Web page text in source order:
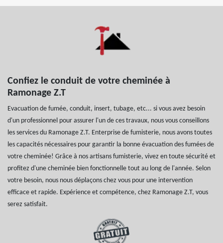
Confiez le conduit de votre cheminée à
Ramonage Z.T
Evacuation de fumée, conduit, insert, tubage, etc... si vous avez besoin
d'un professionnel pour assurer l'un de ces travaux, nous vous conseillons
les services du Ramonage Z.T. Enterprise de fumisterie, nous avons toutes
les capacités nécessaires pour garantir la bonne évacuation des fumées de
votre cheminée! Grâce à nos artisans fumisterie, vivez en toute sécurité et
profitez d'une cheminée bien fonctionnelle tout au long de l'année. Selon
votre besoin, nous nous déplaçons chez vous pour une intervention
efficace et rapide. Expérience et compétence, chez Ramonage Z.T, vous
serez satisfait.